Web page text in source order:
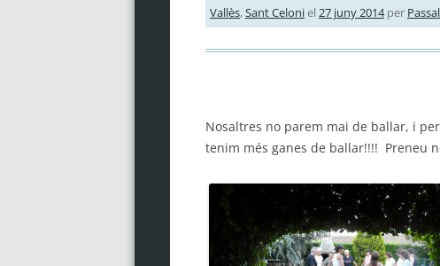
Vallès,Sant Celoniel 27 juny 2014per
Nosaltres no parem mai de ballar, i
tenim més ganes de ballar!!!! Preneu